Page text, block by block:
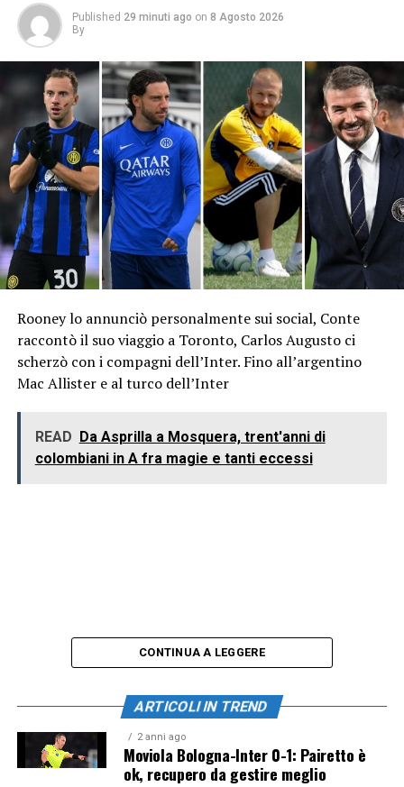
Published 29 minuti ago on 8 Agosto 2026
By
Rooney lo annunciò personalmente sui social, Conte
raccontò il suo viaggio a Toronto, Carlos Augusto ci
scherzò con i compagni dell’Inter. Fino all’argentino
Mac Allister e al turco dell’Inter
READ
Da Asprilla a Mosquera, trent'anni di
colombiani in A fra magie e tanti eccessi
CONTINUA A LEGGERE
ARTICOLI IN TREND
2 anni ago
Moviola Bologna-Inter 0-1: Pairetto è
ok, recupero da gestire meglio